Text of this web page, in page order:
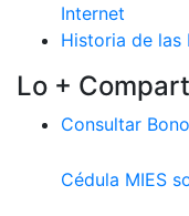
Internet
Historia de las
Lo +
Consultar
Cédula MIES